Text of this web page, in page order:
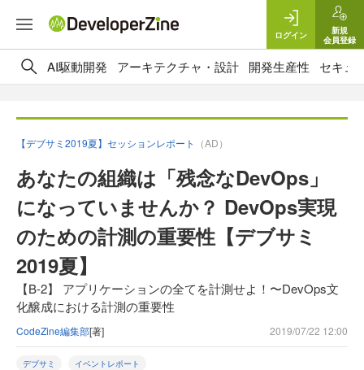
ログイン
新規
会員登録
AI駆動開発 アーキテクチャ・設計 開発生産性 セキュ
【デブサミ2019夏】セッションレポート （AD）
あなたの組織は「残念なDevOps」
になっていませんか？ DevOps実現
のための計測の重要性【デブサミ
2019夏】
【B-2】 アプリケーションの全てを計測せよ！〜DevOps文
化醸成における計測の重要性
CodeZine編集部[著] 2019/07/22 12:00
デブサミ イベントレポート